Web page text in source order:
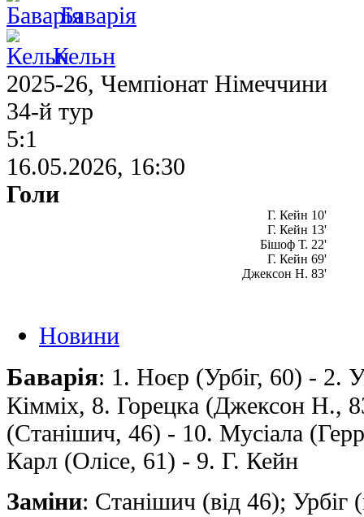
Баварія
Кельн
2025-26, Чемпіонат Німеччини
34-й тур
5:1
16.05.2026, 16:30
Голи
Г. Кейн 10'
Г. Кейн 13'
Бішоф Т. 22'
Г. Кейн 69'
Джексон Н. 83'
Новини
Баварія: 1. Ноєр (Урбіг, 60) - 2.
Кімміх, 8. Горецка (Джексон Н.,
(Станішич, 46) - 10. Мусіала
Карл (Олісе, 61) - 9. Г. Кейн
Заміни: Станішич (від 46); Урбіг